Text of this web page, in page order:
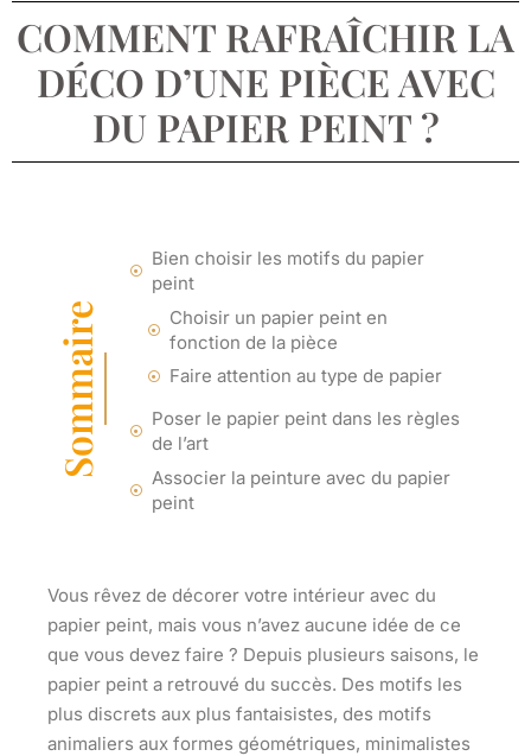
COMMENT RAFRAÎCHIR LA
DÉCO D’UNE PIÈCE AVEC
DU PAPIER PEINT ?
Sommaire
Bien choisir les motifs du papier
peint
Choisir un papier peint en
fonction de la pièce
Faire attention au type de papier
Poser le papier peint dans les règles
de l’art
Associer la peinture avec du papier
peint
Vous rêvez de décorer votre intérieur avec du
papier peint, mais vous n’avez aucune idée de ce
que vous devez faire ? Depuis plusieurs saisons, le
papier peint a retrouvé du succès. Des motifs les
plus discrets aux plus fantaisistes, des motifs
animaliers aux formes géométriques, minimalistes